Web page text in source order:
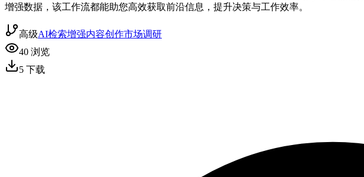
增强数据，该工作流都能助您高效获取前沿信息，提升决策与工作效率。
高级AI检索增强内容创作市场调研
40 浏览
5 下载